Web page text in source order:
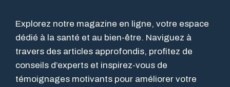
Explorez notre magazine en ligne, votre espace
dédié à la santé et au bien-être. Naviguez à
travers des articles approfondis, profitez de
conseils d’experts et inspirez-vous de
témoignages motivants pour améliorer votre